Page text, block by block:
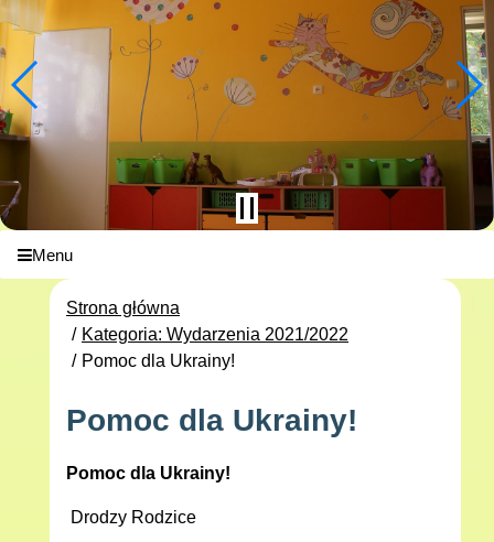
Menu
Strona główna
Kategoria: Wydarzenia 2021/2022
Pomoc dla Ukrainy!
Pomoc dla Ukrainy!
Pomoc dla Ukrainy!
Drodzy Rodzice